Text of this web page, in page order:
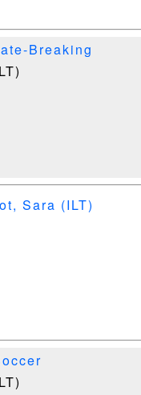
Breaking
Sara (ILT)